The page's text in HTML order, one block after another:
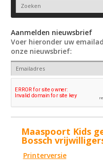
Aanmelden nieuwsbrief
Voer hieronder uw
onze nieuwsbrief:
Maaspoort Kids
Bossch
Printerversie